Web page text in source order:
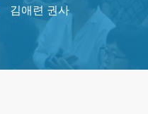
김애련 권사